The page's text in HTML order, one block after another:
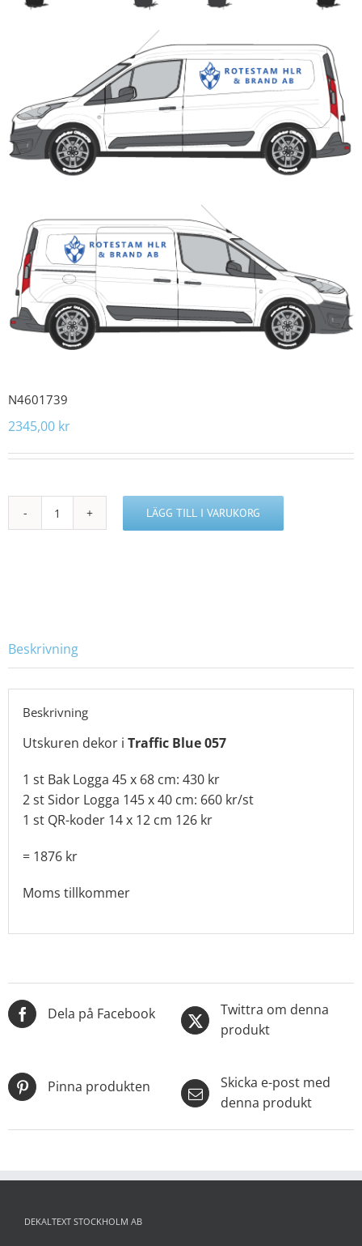
N4601739
2345,00 kr
N4601739
LÄGG TILL I VARUKORG
Beskrivning
Beskrivning
Utskuren dekor iTraffic Blue 057
1 st Bak Logga 45 x 68 cm: 430 kr
2 st Sidor Logga 145 x 40 cm: 660 kr/st
1 st QR-koder 14 x 12 cm 126 kr
= 1876 kr
Moms tillkommer
Dela på Facebook
Twittra om denna
produkt
Pinna produkten
Skicka e-post med
denna produkt
DEKALTEXT STOCKHOLM AB